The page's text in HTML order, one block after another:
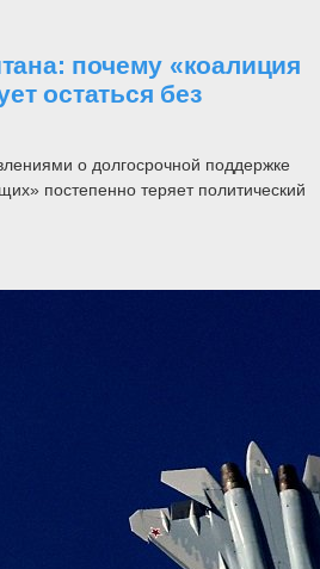
почему «коалиция
остаться без
о долгосрочной поддержке
постепенно теряет политический